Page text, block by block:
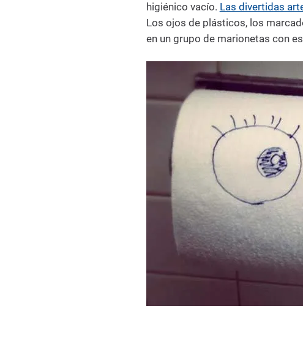
higiénico vacío. Las divertidas
Los ojos de plásticos, los
en un grupo de marionetas con